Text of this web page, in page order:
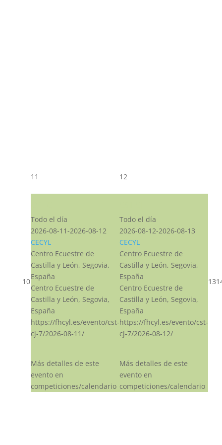
10
11
Todo el día
2026-08-11-2026-08-12
CECYL
Centro Ecuestre de
Castilla y León, Segovia,
España
Centro Ecuestre de
Castilla y León, Segovia,
España
https://fhcyl.es/evento/cst-
cj-7/2026-08-11/
Más detalles de este
evento en
competiciones/calendario
12
Todo el día
2026-08-12-2026-08-13
CECYL
Centro Ecuestre de
Castilla y León, Segovia,
España
Centro Ecuestre de
Castilla y León, Segovia,
España
https://fhcyl.es/evento/cst-
cj-7/2026-08-12/
Más detalles de este
evento en
competiciones/calendario
13